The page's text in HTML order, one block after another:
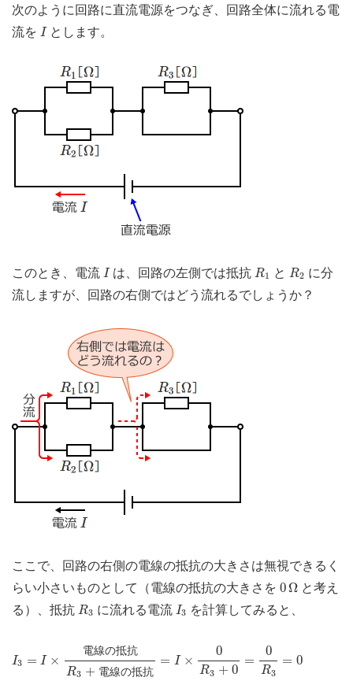
次のように回路に直流電源をつなぎ、回路全体に流れる電
流を I
Iとします。
このとき、電流 I
Iは、回路の左側では抵抗 R1
R1 と R2
R2
に分
流しますが、回路の右側ではどう流れるでしょうか？
ここで、回路の右側の電線の抵抗の大きさは無視できるく
らい小さいものとして（電線の抵抗の大きさを 0Ω
0 Ωと考え
る）、抵抗 R3
R3 に流れる電流 I3
I3 を計算してみると、
I3 = I ×
電線の抵抗
R3 + 電線の抵抗
電線の抵抗 R3+電線の抵抗
= I ×
0
R3 + 0
0
=
0
R3
R3
= 0
0